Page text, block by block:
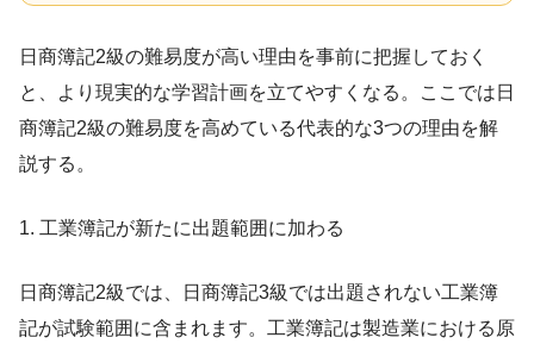
日商簿記2級の難易度が高い理由を事前に把握しておく
と、より現実的な学習計画を立てやすくなる。ここでは日
商簿記2級の難易度を高めている代表的な3つの理由を解
説する。
1. 工業簿記が新たに出題範囲に加わる
日商簿記2級では、日商簿記3級では出題されない工業簿
記が試験範囲に含まれます。工業簿記は製造業における原